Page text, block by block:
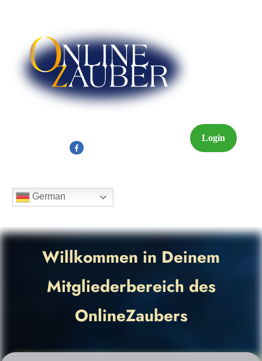
Login
German
Willkommen in Deinem
Mitgliederbereich des
OnlineZaubers